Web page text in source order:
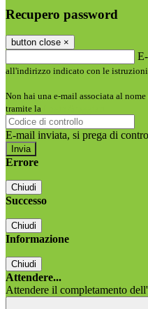
Recupero password
button close ×
all'indirizzo indicato con le istruzioni
Non hai una e-mail associata al
tramite la
E-mail inviata, si prega di
Errore
Chiudi
Successo
Chiudi
Informazione
Chiudi
Attendere...
Attendere il completamento